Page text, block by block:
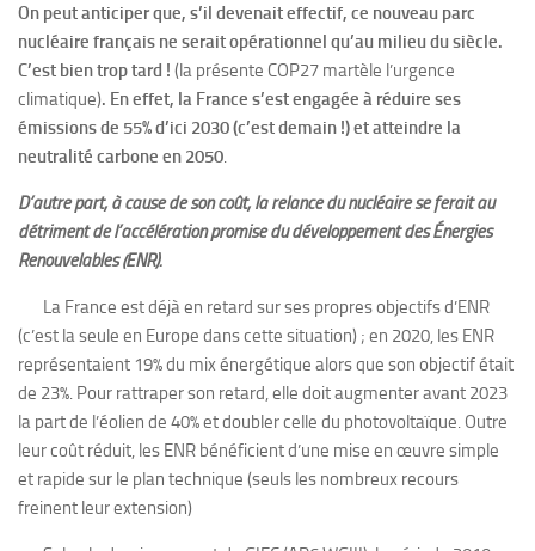
On peut anticiper que, s’il devenait effectif, ce nouveau parc
nucléaire français ne serait opérationnel qu’au milieu du siècle.
C’est bien trop tard ! (la présente COP27 martèle l’urgence
climatique). En effet, la France s’est engagée à réduire ses
émissions de 55% d’ici 2030 (c’est demain !) et atteindre la
neutralité carbone en 2050.
D’autre part, à cause de son coût, la relance du nucléaire se ferait au
détriment de l’accélération promise du développement des Énergies
Renouvelables (ENR).
La France est déjà en retard sur ses propres objectifs d’ENR
(c’est la seule en Europe dans cette situation) ; en 2020, les ENR
représentaient 19% du mix énergétique alors que son objectif était
de 23%. Pour rattraper son retard, elle doit augmenter avant 2023
la part de l’éolien de 40% et doubler celle du photovoltaïque. Outre
leur coût réduit, les ENR bénéficient d’une mise en œuvre simple
et rapide sur le plan technique (seuls les nombreux recours
freinent leur extension)